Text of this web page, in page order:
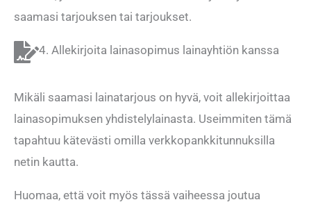
saamasi tarjouksen tai tarjoukset.
4. Allekirjoita lainasopimus lainayhtiön kanssa
Mikäli saamasi lainatarjous on hyvä, voit allekirjoittaa
lainasopimuksen yhdistelylainasta. Useimmiten tämä
tapahtuu kätevästi omilla verkkopankkitunnuksilla
netin kautta.
Huomaa, että voit myös tässä vaiheessa joutua